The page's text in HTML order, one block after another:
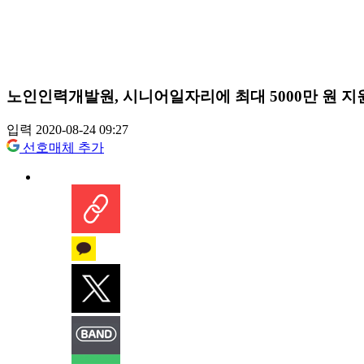
노인인력개발원, 시니어일자리에 최대 5000만 원 지
입력 2020-08-24 09:27
선호매체 추가